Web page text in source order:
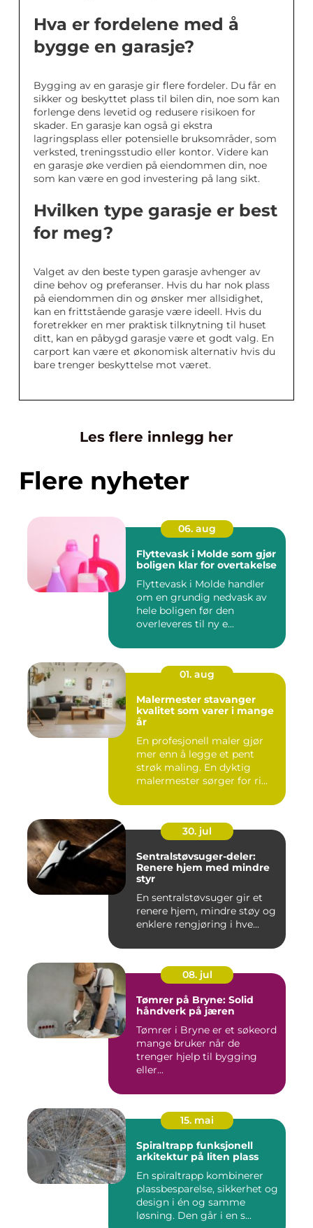
Hva er fordelene med å
bygge en garasje?
Bygging av en garasje gir flere fordeler. Du får en
sikker og beskyttet plass til bilen din, noe som kan
forlenge dens levetid og redusere risikoen for
skader. En garasje kan også gi ekstra
lagringsplass eller potensielle bruksområder, som
verksted, treningsstudio eller kontor. Videre kan
en garasje øke verdien på eiendommen din, noe
som kan være en god investering på lang sikt.
Hvilken type garasje er best
for meg?
Valget av den beste typen garasje avhenger av
dine behov og preferanser. Hvis du har nok plass
på eiendommen din og ønsker mer allsidighet,
kan en frittstående garasje være ideell. Hvis du
foretrekker en mer praktisk tilknytning til huset
ditt, kan en påbygd garasje være et godt valg. En
carport kan være et økonomisk alternativ hvis du
bare trenger beskyttelse mot været.
Les flere innlegg her
Flere nyheter
06. aug
Flyttevask i Molde som gjør
boligen klar for overtakelse
Flyttevask i Molde handler
om en grundig nedvask av
hele boligen før den
overleveres til ny e...
01. aug
Malermester stavanger
kvalitet som varer i mange
år
En profesjonell maler gjør
mer enn å legge et pent
strøk maling. En dyktig
malermester sørger for ri...
30. jul
Sentralstøvsuger-deler:
Renere hjem med mindre
styr
En sentralstøvsuger gir et
renere hjem, mindre støy og
enklere rengjøring i hve...
08. jul
Tømrer på Bryne: Solid
håndverk på jæren
Tømrer i Bryne er et søkeord
mange bruker når de
trenger hjelp til bygging
eller...
15. mai
Spiraltrapp funksjonell
arkitektur på liten plass
En spiraltrapp kombinerer
plassbesparelse, sikkerhet og
design i én og samme
løsning. Den går i en s...